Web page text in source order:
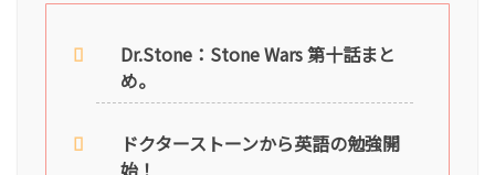
Dr.Stone：Stone Wars 第十話まと
め。
ドクターストーンから英語の勉強開